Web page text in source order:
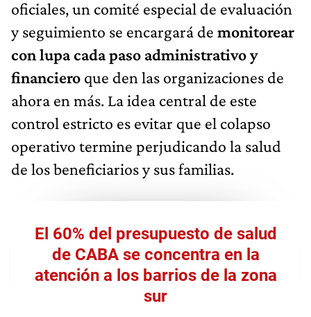
oficiales, un comité especial de evaluación
y seguimiento se encargará de monitorear
con lupa cada paso administrativo y
financiero que den las organizaciones de
ahora en más. La idea central de este
control estricto es evitar que el colapso
operativo termine perjudicando la salud
de los beneficiarios y sus familias.
El 60% del presupuesto de salud
de CABA se concentra en la
atención a los barrios de la zona
sur